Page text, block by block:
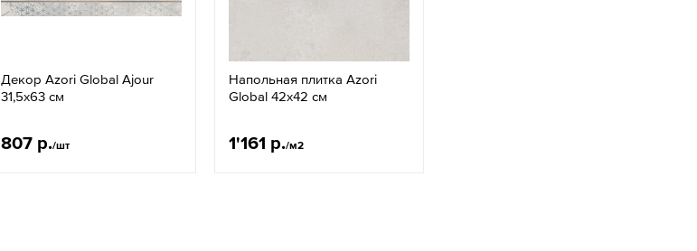
Декор Azori Global Ajour
31,5x63 см
807 р./шт
Напольная плитка Azori
Global 42x42 см
1'161 р./м2